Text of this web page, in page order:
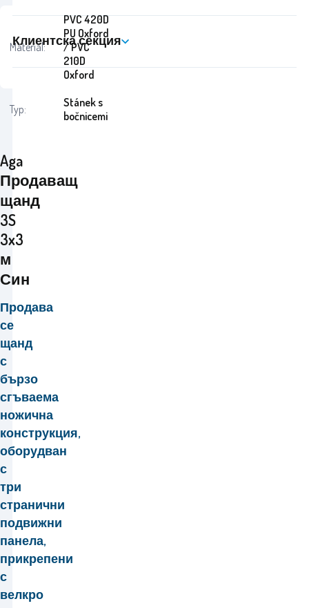
Aga
Продаващ
щанд
3S
3x3
м
Син
Продава
се
щанд
с
бързо
сгъваема
ножична
конструкция,
оборудван
с
три
странични
подвижни
панела,
прикрепени
с
велкро
Materiál:
PVC 420D
PU Oxford
/ PVC
210D
Oxford
Typ:
Stánek s
bočnicemi
Клиентска секция